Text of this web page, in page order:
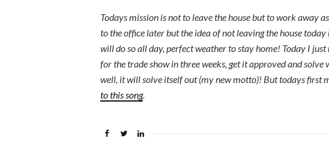
Todays mission is not to leave the house but to work away
to the office later but the idea of not leaving the house
will do so all day, perfect weather to stay home! Today I
for the trade show in three weeks, get it approved and
well, it will solve itself out (my new motto)! But todays first
to this song.